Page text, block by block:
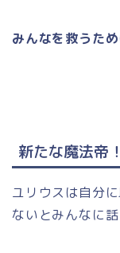
みんなを救うた
新たな魔法帝！
ユリウスは自分
ないとみんなに話